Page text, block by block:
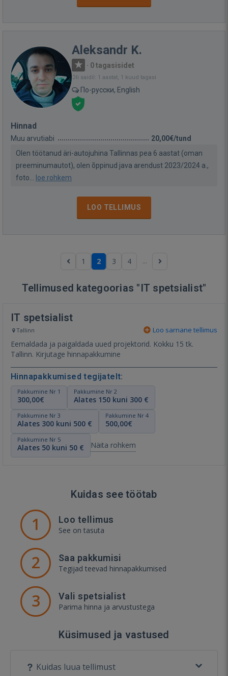
Aleksandr K.
· 0 tagasisidet
Oli saidil: 1 aastat, 1 kuud tagasi
По-русски, English
Hinnad
Muu arvutiabi
20,00€/tund
Olen töötanud äri-autojuhina Tallinnas pea 6 aastat (oman
preeminumautot), olen õppinud java arendust 2023/2024 a.,
foto...
loe rohkem
LOO TELLIMUS
1 2 3 4 ...
Tellimused kategoorias "IT spetsialist"
IT spetsialist
Tallinn Loo sarnane tellimus
Eemaldada ja paigaldada uued projektorid. Kokku 15 tk.
Tallinn. Kirjutage hinnapakkumine⁣
Hinnapakkumised tegijatelt:
Pakkumine Nr 1
300,00€
Pakkumine Nr 2
Alates 150 kuni 300 €
Pakkumine Nr 3
Alates 300 kuni 500 €
Pakkumine Nr 4
500,00€
Pakkumine Nr 5
Alates 50 kuni 50 € Näita rohkem
Kuidas see töötab
1 Loo tellimus
See on tasuta
2 Saa pakkumisi
Tegijad teevad hinnapakkumised
3 Vali spetsialist
Parima hinna ja arvustustega
Küsimused ja vastused
Kuidas luua tellimust